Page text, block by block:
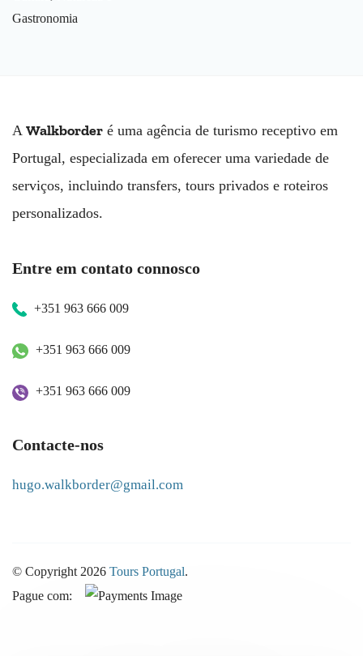
Gastronomia
A Walkborder é uma agência de turismo receptivo em
Portugal, especializada em oferecer uma variedade de
serviços, incluindo transfers, tours privados e roteiros
personalizados.
Entre em contato connosco
+351 963 666 009
+351 963 666 009
+351 963 666 009
Contacte-nos
hugo.walkborder@gmail.com
© Copyright 2026 Tours Portugal.
Pague com: